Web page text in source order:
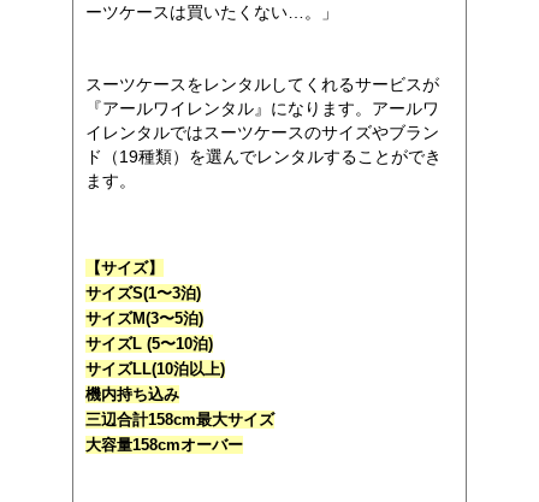
ーツケースは買いたくない…。」
スーツケースをレンタルしてくれるサービスが
『アールワイレンタル』になります。アールワ
イレンタルではスーツケースのサイズやブラン
ド（19種類）を選んでレンタルすることができ
ます。
【サイズ】
サイズS(1〜3泊)
サイズM(3〜5泊)
サイズL (5〜10泊)
サイズLL(10泊以上)
機内持ち込み
三辺合計158cm最大サイズ
大容量158cmオーバー